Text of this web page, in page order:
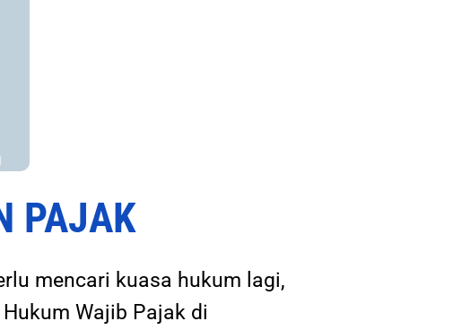
PAJAK
mencari kuasa hukum lagi,
Wajib Pajak di